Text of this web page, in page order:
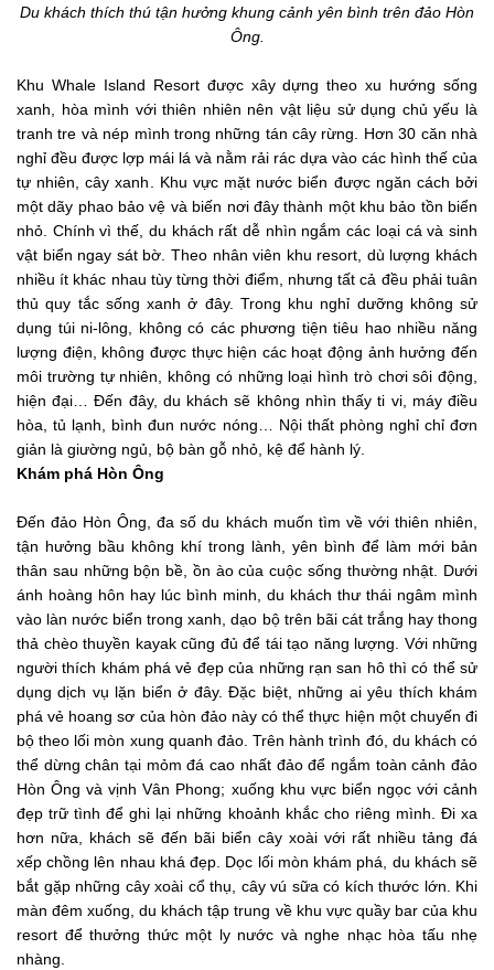
Du khách thích thú tận hưởng khung cảnh yên bình trên đảo Hòn
Ông.
Khu Whale Island Resort được xây dựng theo xu hướng sống
xanh, hòa mình với thiên nhiên nên vật liệu sử dụng chủ yếu là
tranh tre và nép mình trong những tán cây rừng. Hơn 30 căn nhà
nghỉ đều được lợp mái lá và nằm rải rác dựa vào các hình thế của
tự nhiên, cây xanh. Khu vực mặt nước biển được ngăn cách bởi
một dãy phao bảo vệ và biến nơi đây thành một khu bảo tồn biển
nhỏ. Chính vì thế, du khách rất dễ nhìn ngắm các loại cá và sinh
vật biển ngay sát bờ. Theo nhân viên khu resort, dù lượng khách
nhiều ít khác nhau tùy từng thời điểm, nhưng tất cả đều phải tuân
thủ quy tắc sống xanh ở đây. Trong khu nghỉ dưỡng không sử
dụng túi ni-lông, không có các phương tiện tiêu hao nhiều năng
lượng điện, không được thực hiện các hoạt động ảnh hưởng đến
môi trường tự nhiên, không có những loại hình trò chơi sôi động,
hiện đại… Đến đây, du khách sẽ không nhìn thấy ti vi, máy điều
hòa, tủ lạnh, bình đun nước nóng… Nội thất phòng nghỉ chỉ đơn
giản là giường ngủ, bộ bàn gỗ nhỏ, kệ để hành lý.
Khám phá Hòn Ông
Đến đảo Hòn Ông, đa số du khách muốn tìm về với thiên nhiên,
tận hưởng bầu không khí trong lành, yên bình để làm mới bản
thân sau những bộn bề, ồn ào của cuộc sống thường nhật. Dưới
ánh hoàng hôn hay lúc bình minh, du khách thư thái ngâm mình
vào làn nước biển trong xanh, dạo bộ trên bãi cát trắng hay thong
thả chèo thuyền kayak cũng đủ để tái tạo năng lượng. Với những
người thích khám phá vẻ đẹp của những rạn san hô thì có thể sử
dụng dịch vụ lặn biển ở đây. Đặc biệt, những ai yêu thích khám
phá vẻ hoang sơ của hòn đảo này có thể thực hiện một chuyến đi
bộ theo lối mòn xung quanh đảo. Trên hành trình đó, du khách có
thể dừng chân tại mỏm đá cao nhất đảo để ngắm toàn cảnh đảo
Hòn Ông và vịnh Vân Phong; xuống khu vực biển ngọc với cảnh
đẹp trữ tình để ghi lại những khoảnh khắc cho riêng mình. Đi xa
hơn nữa, khách sẽ đến bãi biển cây xoài với rất nhiều tảng đá
xếp chồng lên nhau khá đẹp. Dọc lối mòn khám phá, du khách sẽ
bắt gặp những cây xoài cổ thụ, cây vú sữa có kích thước lớn. Khi
màn đêm xuống, du khách tập trung về khu vực quầy bar của khu
resort để thưởng thức một ly nước và nghe nhạc hòa tấu nhẹ
nhàng.